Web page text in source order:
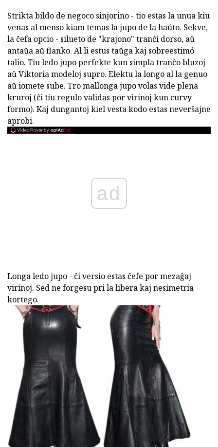
Strikta bildo de negoco sinjorino - tio estas la unua kiu
venas al menso kiam temas la jupo de la haŭto. Sekve,
la ĉefa opcio - silueto de "krajono" tranĉi dorso, aŭ
antaŭa aŭ flanko. Al li estus taŭga kaj sobreestimó
talio. Tiu ledo jupo perfekte kun simpla tranĉo bluzoj
aŭ Viktoria modeloj supro. Elektu la longo al la genuo
aŭ iomete sube. Tro mallonga jupo volas vide plena
kruroj (ĉi tiu regulo validas por virinoj kun curvy
formo). Kaj dungantoj kiel vesta kodo estas neverŝajne
aprobi.
ad
Longa ledo jupo - ĉi versio estas ĉefe por mezaĝaj
virinoj. Sed ne forgesu pri la libera kaj nesimetria
kortego.